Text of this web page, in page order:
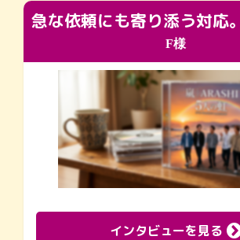
F様
インタビューを見る